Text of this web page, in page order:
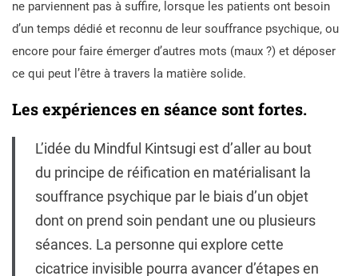
ne parviennent pas à suffire, lorsque les patients ont besoin
d’un temps dédié et reconnu de leur souffrance psychique, ou
encore pour faire émerger d’autres mots (maux ?) et déposer
ce qui peut l’être à travers la matière solide.
Les expériences en séance sont fortes.
L’idée du Mindful Kintsugi est d’aller au bout
du principe de réification en matérialisant la
souffrance psychique par le biais d’un objet
dont on prend soin pendant une ou plusieurs
séances. La personne qui explore cette
cicatrice invisible pourra avancer d’étapes en